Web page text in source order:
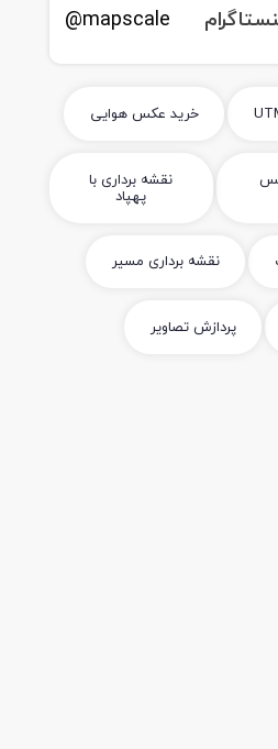
mapscale@
خرید عکس هوایی
نقشه برداری با
پهپاد
نقشه برداری مسیر
پردازش تصاویر